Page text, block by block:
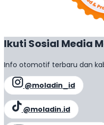
Ikuti Sosial Media
Info otomotif terbaru dan
@moladin_id
@moladin.id